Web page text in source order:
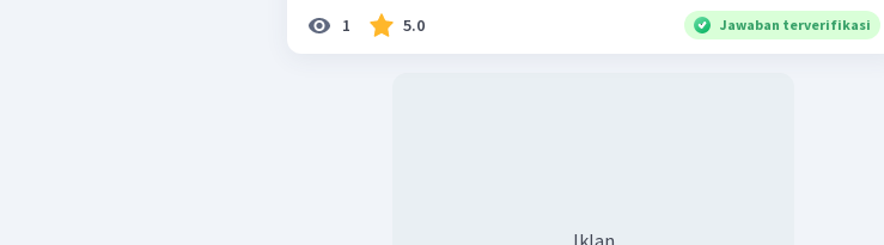
1 5.0 Jawaban terverifikasi